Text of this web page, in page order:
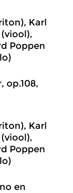
Karl
Poppen
op.108,
Karl
Poppen
en